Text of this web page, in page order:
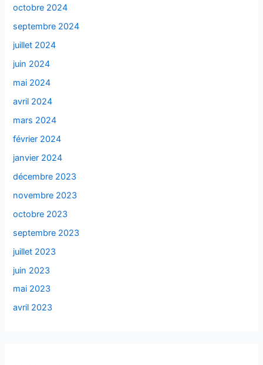
octobre 2024
septembre 2024
juillet 2024
juin 2024
mai 2024
avril 2024
mars 2024
février 2024
janvier 2024
décembre 2023
novembre 2023
octobre 2023
septembre 2023
juillet 2023
juin 2023
mai 2023
avril 2023